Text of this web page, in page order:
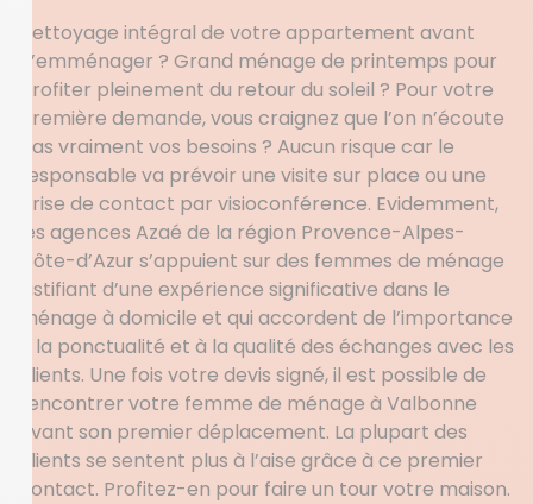
Nettoyage intégral de votre appartement avant
d’emménager ? Grand ménage de printemps pour
profiter pleinement du retour du soleil ? Pour votre
première demande, vous craignez que l’on n’écoute
pas vraiment vos besoins ? Aucun risque car le
responsable va prévoir une visite sur place ou une
prise de contact par visioconférence. Evidemment,
les agences Azaé de la région Provence-Alpes-
Côte-d’Azur s’appuient sur des femmes de ménage
justifiant d’une expérience significative dans le
ménage à domicile et qui accordent de l’importance
à la ponctualité et à la qualité des échanges avec les
clients. Une fois votre devis signé, il est possible de
rencontrer votre femme de ménage à Valbonne
avant son premier déplacement. La plupart des
clients se sentent plus à l’aise grâce à ce premier
contact. Profitez-en pour faire un tour votre maison.